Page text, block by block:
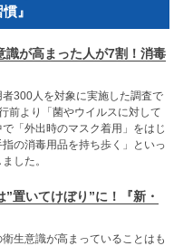
』
識が高まった人が7割！消毒
300人を対象に実施した調査で
前より「菌やウイルスに対して
「外出時のマスク着用」をはじ
の消毒用品を持ち歩く」といっ
した。
置いてけぼり”に！『新・
生意識が高まっていることはも